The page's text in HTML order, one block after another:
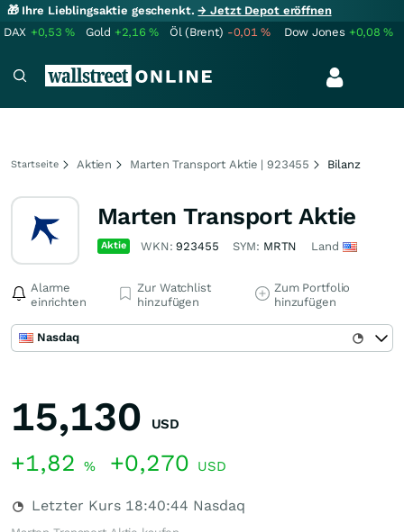
🎁 Ihre Lieblingsaktie geschenkt.→ Jetzt Depot eröffnen
DAX +0,53% Gold +2,16% Öl (Brent) -0,01% Dow Jones +0,08%
Startseite Aktien Marten Transport Aktie | 923455 Bilanz
Marten Transport Aktie
Aktie WKN:923455 SYM: MRTN Land
Alarme
einrichten
Zur Watchlist
hinzufügen
Zum Portfolio
hinzufügen
Nasdaq
15,130 USD
+1,82 % +0,270 USD
Letzter Kurs 18:40:44 Nasdaq